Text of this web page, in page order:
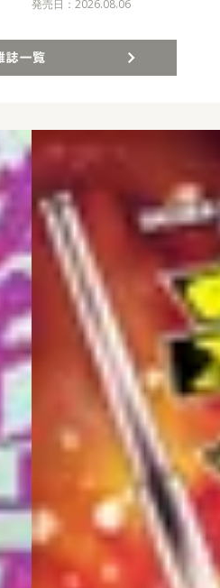
発売日：2026.08.06